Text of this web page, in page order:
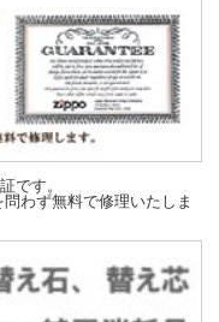
です。
わず無料で修理いたしま